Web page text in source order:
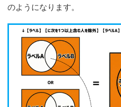
のようになります。